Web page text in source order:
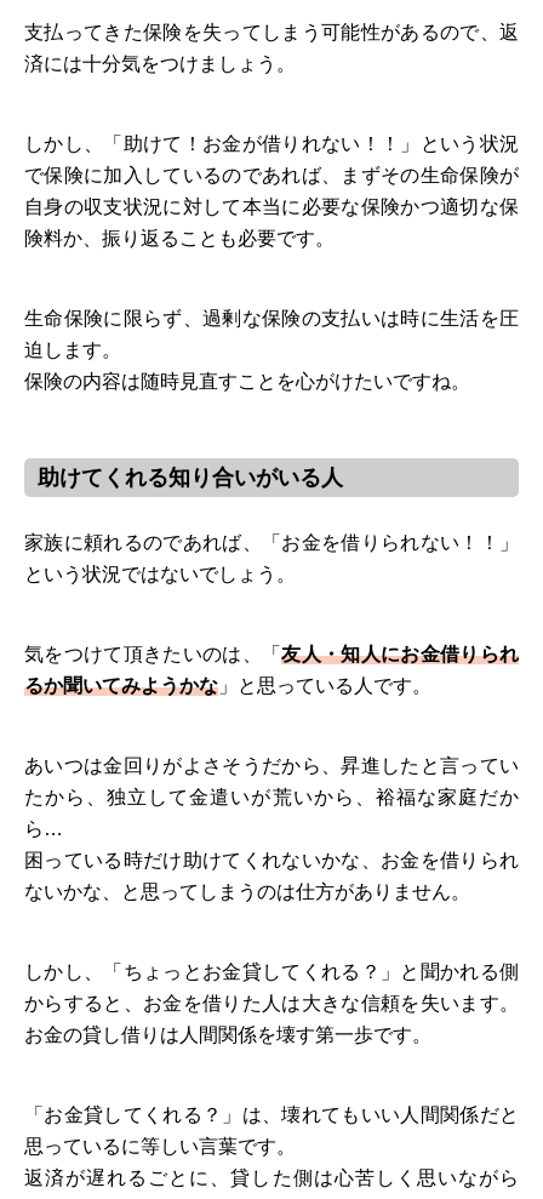
支払ってきた保険を失ってしまう可能性があるので、返
済には十分気をつけましょう。
しかし、「助けて！お金が借りれない！！」という状況
で保険に加入しているのであれば、まずその生命保険が
自身の収支状況に対して本当に必要な保険かつ適切な保
険料か、振り返ることも必要です。
生命保険に限らず、過剰な保険の支払いは時に生活を圧
迫します。
保険の内容は随時見直すことを心がけたいですね。
助けてくれる知り合いがいる人
家族に頼れるのであれば、「お金を借りられない！！」
という状況ではないでしょう。
気をつけて頂きたいのは、「友人・知人にお金借りられ
るか聞いてみようかな 」と思っている人です。
あいつは金回りがよさそうだから、昇進したと言ってい
たから、独立して金遣いが荒いから、裕福な家庭だか
ら…
困っている時だけ助けてくれないかな、お金を借りられ
ないかな、と思ってしまうのは仕方がありません。
しかし、「ちょっとお金貸してくれる？」と聞かれる側
からすると、お金を借りた人は大きな信頼を失います。
お金の貸し借りは人間関係を壊す第一歩です。
「お金貸してくれる？」は、壊れてもいい人間関係だと
思っているに等しい言葉です。
返済が遅れるごとに、貸した側は心苦しく思いながら